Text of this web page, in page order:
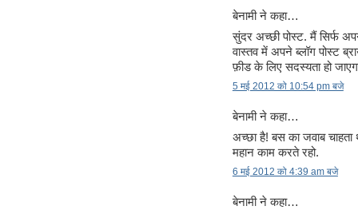
बेनामी ने कहा…
सुंदर अच्छी पोस्ट. मैं सिर्फ
वास्तव में अपने ब्लॉग पोस्ट
फ़ीड के लिए सदस्यता हो
5 मई 2012 को 10:54 pm बजे
बेनामी ने कहा…
अच्छा है! बस का जवाब चाहता
महान काम करते रहो.
6 मई 2012 को 4:39 am बजे
बेनामी ने कहा…